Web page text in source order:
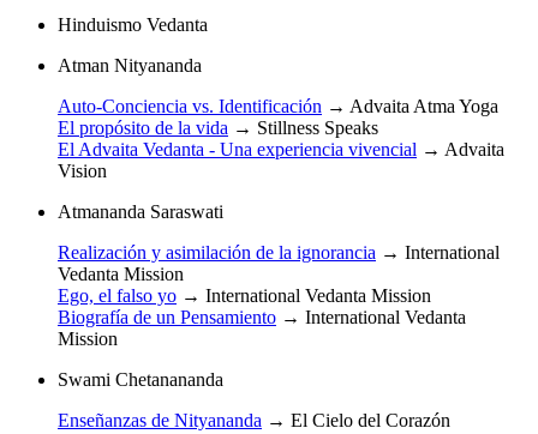
Hinduismo Vedanta
Atman Nityananda
Auto-Conciencia vs. Identificación → Advaita Atma Yoga
El propósito de la vida → Stillness Speaks
El Advaita Vedanta - Una experiencia vivencial → Advaita
Vision
Atmananda Saraswati
Realización y asimilación de la ignorancia → International
Vedanta Mission
Ego, el falso yo → International Vedanta Mission
Biografía de un Pensamiento → International Vedanta
Mission
Swami Chetanananda
Enseñanzas de Nityananda → El Cielo del Corazón